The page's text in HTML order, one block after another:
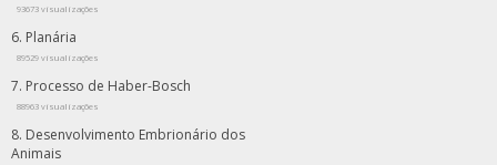
93673 visualizações
Planária
89529 visualizações
Processo de Haber-Bosch
88963 visualizações
Desenvolvimento Embrionário dos
Animais